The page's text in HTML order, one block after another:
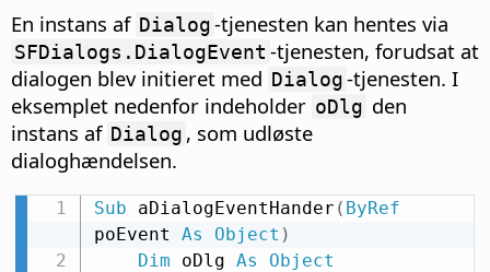
En instans af Dialog-tjenesten kan hentes via
SFDialogs.DialogEvent -tjenesten, forudsat at
dialogen blev initieret med Dialog-tjenesten. I
eksemplet nedenfor indeholder oDlg den
instans af Dialog , som udløste
dialoghændelsen.
Sub aDialogEventHander ( ByRef
poEvent As Object )
Dim oDlg As
Object